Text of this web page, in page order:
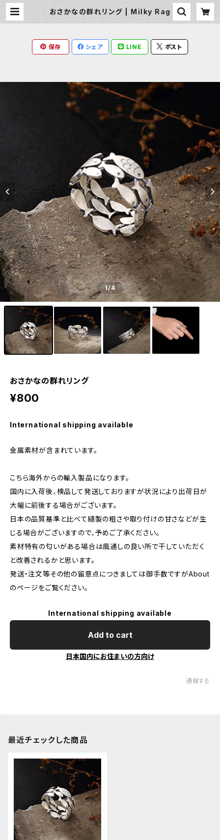
おさかなの群れリング | Milky Rag
保存 シェア LINE ポスト
1/4
おさかなの群れリング
¥800
International shipping available
金属素材が含まれています。
こちら海外からの輸入製品になります。
国内に入荷後、検品して発送しておりますが状況により出荷日が
大幅に前後する場合がございます。
日本の品質基準と比べて縫製の粗さや取り付けの甘さなどが生
じる場合がございますので、予めご了承ください。
素材特有の匂いがある場合は風通しの良い所で干していただく
と改善されるかと思います。
発送・注文等その他の留意点につきましては御手数ですがAbout
のページをご覧ください。
International shipping available
Add to cart
日本国内にお住まいの方向け
通報する
最近チェックした商品